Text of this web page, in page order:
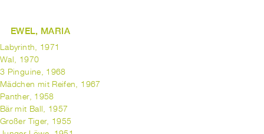
EWEL, MARIA
Labyrinth, 1971
Wal, 1970
3 Pinguine, 1968
Mädchen mit Reifen, 1967
Panther, 1958
Bär mit Ball, 1957
Großer Tiger, 1955